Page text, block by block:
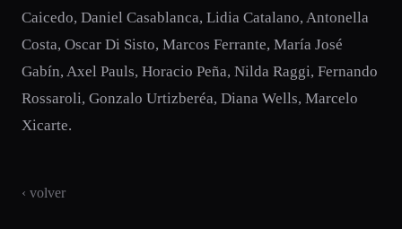
Caicedo, Daniel Casablanca, Lidia Catalano, Antonella
Costa, Oscar Di Sisto, Marcos Ferrante, María José
Gabín, Axel Pauls, Horacio Peña, Nilda Raggi, Fernando
Rossaroli, Gonzalo Urtizberéa, Diana Wells, Marcelo
Xicarte.
‹ volver